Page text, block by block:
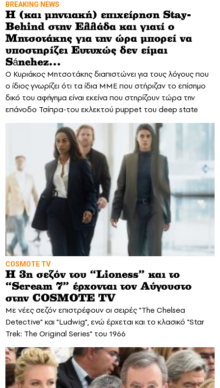
BREAKING NEWS
Η (και μηντιακή) επιχείρηση Stay-
Behind στην Ελλάδα και γιατί ο
Μητσοτάκης για την ώρα μπορεί να
υποστηρίζει Ευτυχώς δεν είμαι
Sánchez…
Ο Κυριάκος Μητσοτάκης διαπιστώνει για τους λόγους που
ο ίδιος γνωρίζει ότι τα ίδια ΜΜΕ που στήριζαν το επίσημο
δικό του αφήγημα είναι εκείνα που στηρίζουν τώρα την
επάνοδο Τσίπρα-του εκλεκτού puppet του deep state
COSMOTE TV
Η 3η σεζόν του “Lioness” και το
“Scream 7” έρχονται τον Αύγουστο
στην COSMOTE TV
Με νέες σεζόν επιστρέφουν οι σειρές "The Chelsea
Detective" και "Ludwig", ενώ έρχεται και το κλασικό "Star
Trek: The Original Series" του 1966